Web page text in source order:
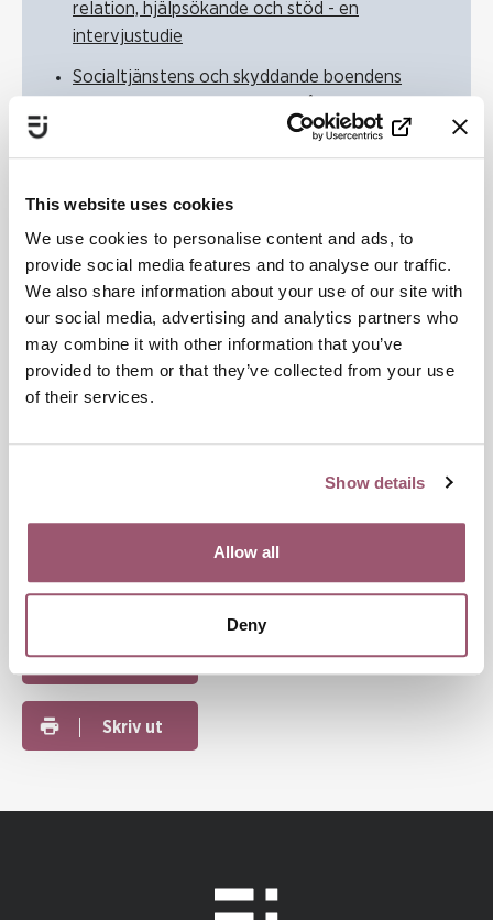
This website uses cookies
We use cookies to personalise content and ads, to
provide social media features and to analyse our traffic.
We also share information about your use of our site with
our social media, advertising and analytics partners who
may combine it with other information that you’ve
provided to them or that they’ve collected from your use
of their services.
Show details
Allow all
Deny
relation, hjälpsökande och stöd - en
intervjustudie
Socialtjänstens och skyddande boendens
Ladda ner pdf
Öppna i webbläsare
Dela
Skriv ut